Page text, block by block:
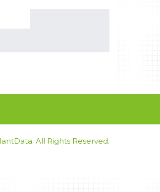
All Rights Reserved.